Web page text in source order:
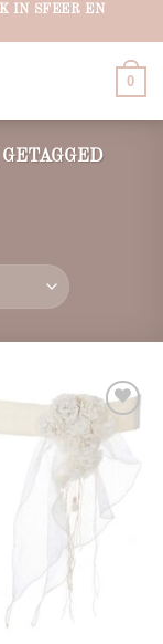
IN SFEER EN
0
Add to
wishlist